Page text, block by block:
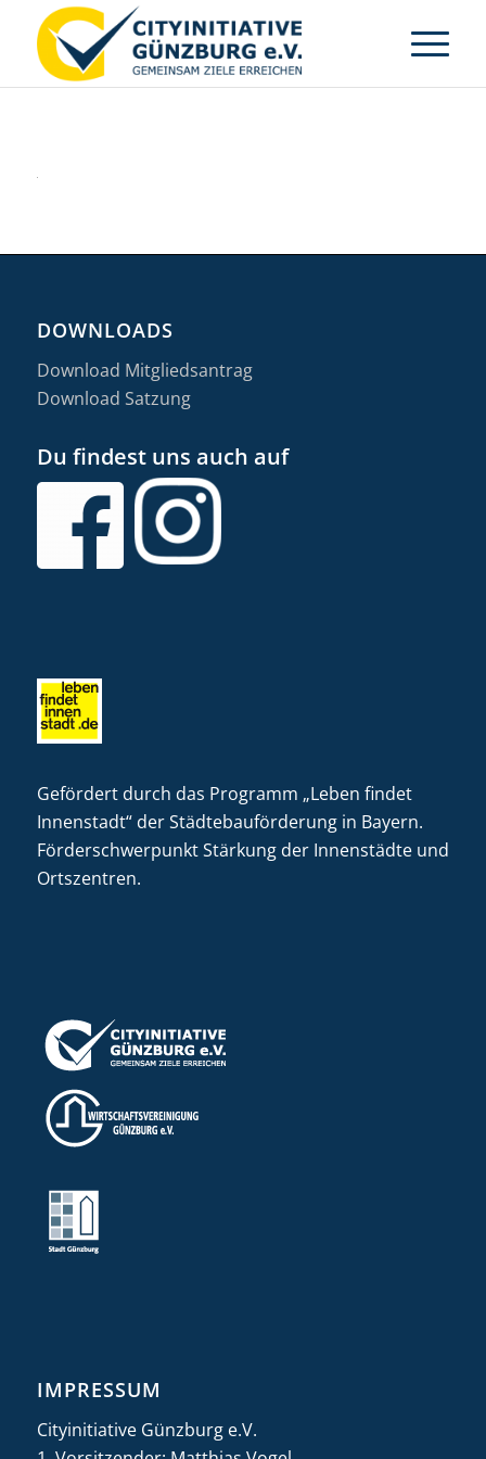
DOWNLOADS
Download Mitgliedsantrag
Download Satzung
Du findest uns auch auf
Gefördert durch das Programm „Leben findet
Innenstadt“ der Städtebauförderung in Bayern.
Förderschwerpunkt Stärkung der Innenstädte und
Ortszentren.
IMPRESSUM
Cityinitiative Günzburg e.V.